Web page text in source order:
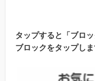
タップすると「ブロ
ブロックをタップしま